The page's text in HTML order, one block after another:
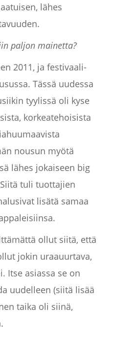
lähes
paljon mainetta?
2011, ja festivaali-
Tässä uudessa
tyylissä oli kyse
korkeatehoisista
nousun myötä
lähes jokaiseen big
tuli tuottajien
lisätä samaa
ollut siitä, että
jokin uraauurtava,
Itse asiassa se on
uudelleen (siitä lisää
taika oli siinä,